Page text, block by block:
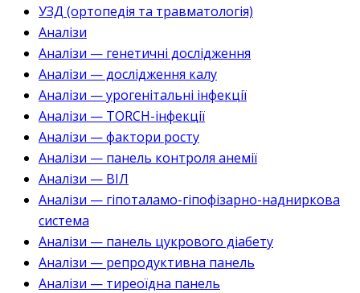
УЗД (ортопедія та травматологія)
Аналізи
Аналізи — генетичні дослідження
Аналізи — дослідження калу
Аналізи — урогенітальні інфекції
Аналізи — TORCH-інфекції
Аналізи — фактори росту
Аналізи — панель контроля анемії
Аналізи — ВІЛ
Аналізи — гіпоталамо-гіпофізарно-надниркова
система
Аналізи — панель цукрового діабету
Аналізи — репродуктивна панель
Аналізи — тиреоїдна панель